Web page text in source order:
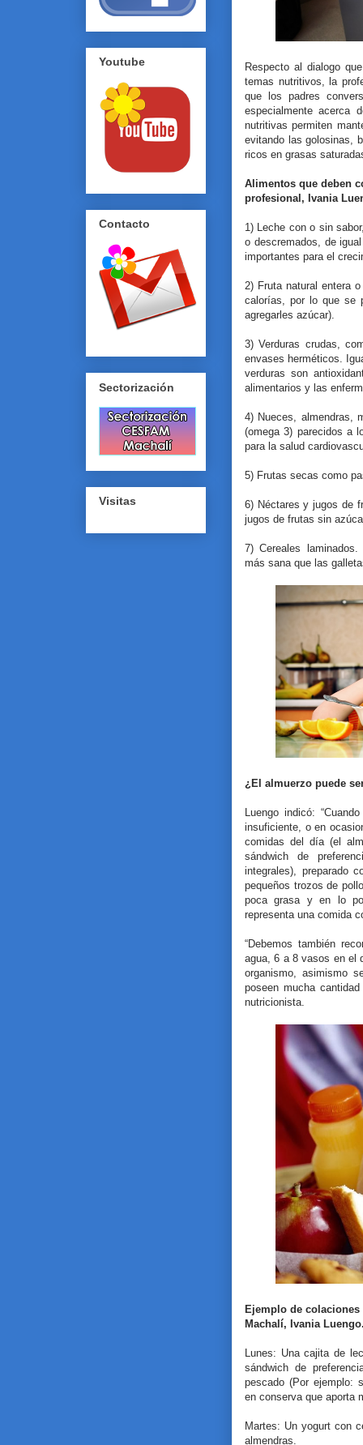
Respecto al dialogo
temas nutritivos, la
que los padres
especialmente acerca
nutritivas permiten
evitando las golosinas,
ricos en grasas
Alimentos que deben
profesional, Ivania
1) Leche con o sin
o descremados, de
importantes para el
2) Fruta natural entera
calorías, por lo que se
agregarles azúcar).
3) Verduras crudas,
envases herméticos.
verduras son
alimentarios y las
4) Nueces, almendras,
(omega 3) parecidos a
para la salud
5) Frutas secas como
6) Néctares y jugos de
jugos de frutas sin
7) Cereales
más sana que las
¿El almuerzo puede
Luengo indicó:
insuficiente, o en
comidas del día (el
sándwich de
integrales), preparado
pequeños trozos de
poca grasa y en lo
representa una comida
“Debemos también
agua, 6 a 8 vasos en el
organismo, asimismo
poseen mucha
nutricionista.
Ejemplo de
Machalí, Ivania
Lunes: Una cajita de
sándwich de
pescado (Por ejemplo:
en conserva que aporta
Martes: Un yogurt con
almendras.
Youtube
Contacto
Sectorización
Visitas